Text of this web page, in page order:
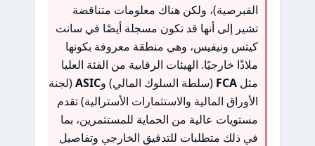
القبرصية)، ولكن هناك معلومات متناقضة
تشير إلى أنها قد تكون مسجلة أيضًا في سانت
كيتس ونيفيس، وهي منطقة معروفة بكونها
ملاذًا خارجيًا. الهيئات الرقابية من الفئة العليا
مثل FCA (سلطة السلوك المالي) وASIC(لجنة
الأوراق المالية والاستثمارات الأسترالية) تقدم
مستويات عالية من الحماية للمستثمرين، بما
في ذلك متطلبات للتدقيق الخارجي وتفاصيل